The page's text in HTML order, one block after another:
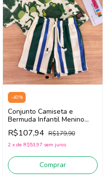
-40%
Conjunto Camiseta e
Bermuda Infantil Menino
Três e Já 62438 ( Verde/Off
White)
R$107,94 R$179,90
2 x de R$53,97 sem juros
Comprar